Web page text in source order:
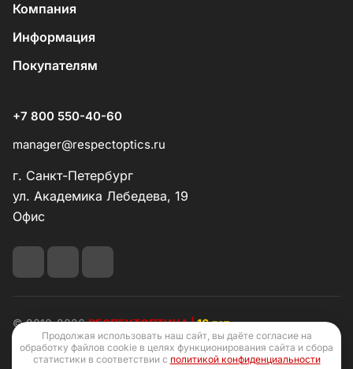
Компания
Информация
Покупателям
+7 800 550-40-60
manager@respectoptics.ru
г. Санкт-Петербург
ул. Академика Лебедева, 19
Офис
© 2010-2026РЕСПЕКТОПТИКА |16 лет
Продолжая использовать наш сайт, вы даёте согласие на
обработку файлов cookie в целях функционирования сайта и сбора
статистики в соответствии с политикой конфиденциальности